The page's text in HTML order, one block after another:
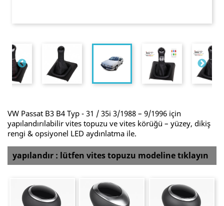
VW Passat B3 B4 Typ - 31 / 35i 3/1988 – 9/1996 için
yapılandırılabilir vites topuzu ve vites körüğü – yüzey, dikiş
rengi & opsiyonel LED aydınlatma ile.
yapılandır : lütfen vites topuzu modeline tıklayın